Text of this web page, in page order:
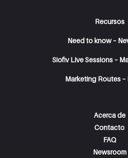
Recursos
Need to know –
Siofiv Live Sessions –
Marketing Routes
Acerca de
Contacto
FAQ
Newsroom